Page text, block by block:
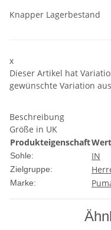
Knapper Lagerbestand
x
Dieser Artikel hat
gewünschte Variation
Beschreibung
Größe in UK
ProdukteigenschaftWert
Sohle: IN
Zielgruppe:
Marke: